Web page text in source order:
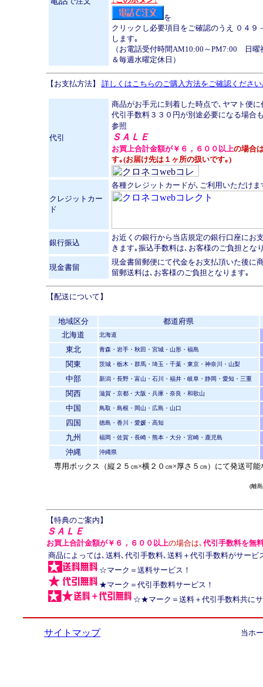
を
クリックし必要項目をご確認のうえ ０４９
します｡
（お電話受付時間AM10:00～PM7:00 日
＆毎週水曜定休日）
【お支払方法】 詳しくはこちらのご購入方法をご確認ください
代引
商品がお手元に到着した時点で､ヤマト便
代引手数料３３０円が別途必要になる場合
参照
ＳＡＬＥ
お買上合計金額が￥６，６００以上の場合
す｡(お届け先は１ヶ所の扱いです｡)
クレジットカー
ド
各種クレジットカードが､ご利用いただけま
銀行振込
お近くの銀行から当店規定の銀行口座にお
きます｡振込手数料は､お客様のご負担とな
現金書留
現金書留郵便にて代金をお支払頂いた後に
留郵送料は､お客様のご負担となります｡
【配送について】
地域区分
都道府県
北海道
北海道
東北 青森・岩手・秋田・宮城・山形・福島
関東 茨城・栃木・群馬・埼玉・千葉・東京・神奈川・山梨
中部 新潟・長野・富山・石川・福井・岐阜・静岡・愛知・三重
関西 滋賀・京都・大阪・兵庫・奈良・和歌山
中国 鳥取・島根・岡山・広島・山口
四国 徳島・香川・愛媛・高知
九州 福岡・佐賀・長崎・熊本・大分・宮崎・鹿児島
沖縄 沖縄県
専用ボックス（縦２５㎝×横２０㎝×厚さ５㎝）にて発送可能
(離
【特典のご案内】
ＳＡＬＥ
お買上合計金額が￥６，６００以上の場合は､ 代引手数料を無
商品によっては､送料､代引手数料､送料＋代引手数料がサービ
☆マーク＝送料サービス！
★マーク＝代引手数料サービス！
☆★マーク＝送料＋代引手数料共に
サイトマップ 当ホ